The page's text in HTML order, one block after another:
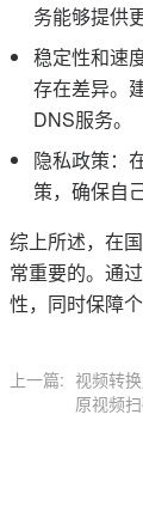
务能够提供
稳定性和速
存在差异。
DNS服务。
隐私政策：
策，确保自
综上所述，在
常重要的。通
性，同时保障
上一篇: 视频转
原视频